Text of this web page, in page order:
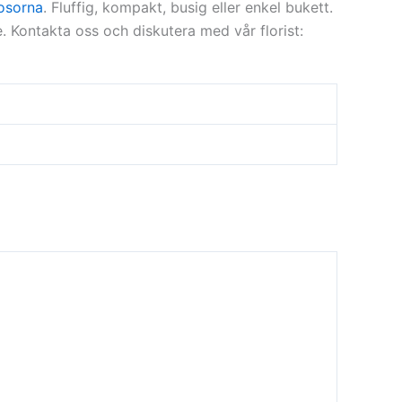
. Fluffig, kompakt, busig eller enkel bukett.
oss och diskutera med vår florist: